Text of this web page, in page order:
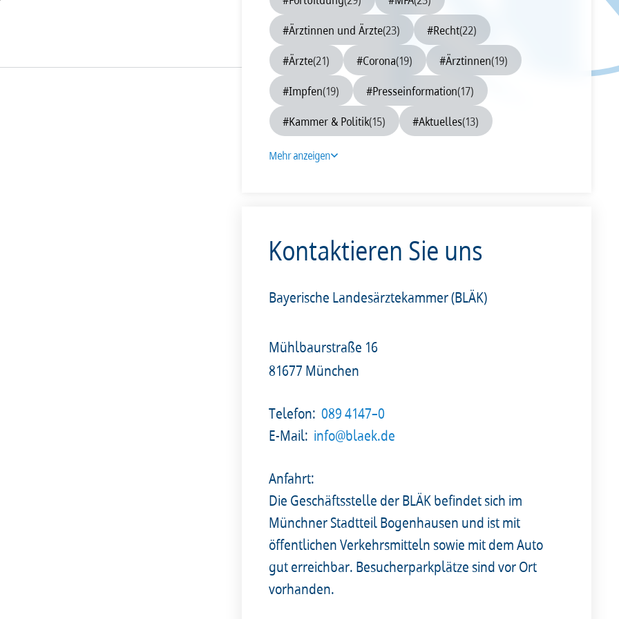
2009 2008
#Ärztinnen und Ärzte(23) #Recht(22)
#Ärzte(21) #Corona(19) #Ärztinnen(19)
#Impfen(19) #Presseinformation(17)
#Kammer & Politik(15) #Aktuelles(13)
Mehr anzeigen
Kontaktieren Sie uns
Bayerische Landesärztekammer (BLÄK)
Mühlbaurstraße 16
81677 München
Telefon: 089 4147–0
E-Mail: info@blaek.de
Anfahrt:
Die Geschäftsstelle der BLÄK befindet sich im
Münchner Stadtteil Bogenhausen und ist mit
öffentlichen Verkehrsmitteln sowie mit dem Auto
gut erreichbar. Besucherparkplätze sind vor Ort
vorhanden.